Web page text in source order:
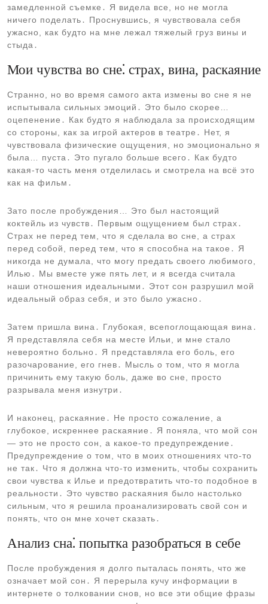
замедленной съемке․ Я видела все, но не могла
ничего поделать․ Проснувшись, я чувствовала себя
ужасно, как будто на мне лежал тяжелый груз вины и
стыда․
Мои чувства во сне⁚ страх, вина, раскаяние
Странно, но во время самого акта измены во сне я не
испытывала сильных эмоций․ Это было скорее…
оцепенение․ Как будто я наблюдала за происходящим
со стороны, как за игрой актеров в театре․ Нет, я
чувствовала физические ощущения, но эмоционально я
была… пуста․ Это пугало больше всего․ Как будто
какая-то часть меня отделилась и смотрела на всё это
как на фильм․
Зато после пробуждения… Это был настоящий
коктейль из чувств․ Первым ощущением был страх․
Страх не перед тем, что я сделала во сне, а страх
перед собой, перед тем, что я способна на такое․ Я
никогда не думала, что могу предать своего любимого,
Илью․ Мы вместе уже пять лет, и я всегда считала
наши отношения идеальными․ Этот сон разрушил мой
идеальный образ себя, и это было ужасно․
Затем пришла вина․ Глубокая, всепоглощающая вина․
Я представляла себя на месте Ильи, и мне стало
невероятно больно․ Я представляла его боль, его
разочарование, его гнев․ Мысль о том, что я могла
причинить ему такую боль, даже во сне, просто
разрывала меня изнутри․
И наконец, раскаяние․ Не просто сожаление, а
глубокое, искреннее раскаяние․ Я поняла, что мой сон
— это не просто сон, а какое-то предупреждение․
Предупреждение о том, что в моих отношениях что-то
не так․ Что я должна что-то изменить, чтобы сохранить
свои чувства к Илье и предотвратить что-то подобное в
реальности․ Это чувство раскаяния было настолько
сильным, что я решила проанализировать свой сон и
понять, что он мне хочет сказать․
Анализ сна⁚ попытка разобраться в себе
После пробуждения я долго пыталась понять, что же
означает мой сон․ Я перерыла кучу информации в
интернете о толковании снов, но все эти общие фразы